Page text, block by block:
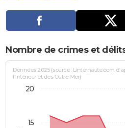
Se connecter
Entreprises
Service militaire
Avis de recherche
AVIS DE DÉCÈS
Bricolage
Lifestyle
Culture
Sport
Auto
Television
Voyage
Cinema
Nombre de crimes et
Données 2025 (source : Linternaute.com
l'Intérieur et des Outre-Mer)
15
20